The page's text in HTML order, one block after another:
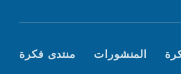
Main
المنشورات منتدى فكرة